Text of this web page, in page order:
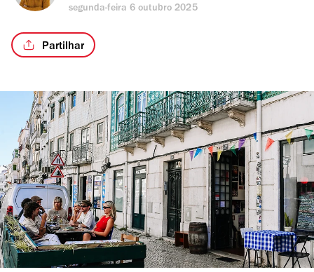
segunda-feira 6 outubro 2025
Partilhar